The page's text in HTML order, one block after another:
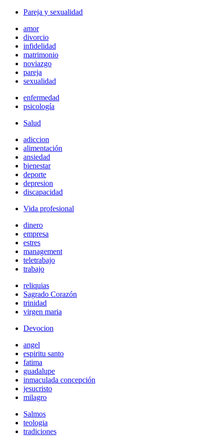
Pareja y sexualidad
amor
divorcio
infidelidad
matrimonio
noviazgo
pareja
sexualidad
enfermedad
psicología
Salud
adiccion
alimentación
ansiedad
bienestar
deporte
depresion
discapacidad
Vida profesional
dinero
empresa
estres
management
teletrabajo
trabajo
reliquias
Sagrado Corazón
trinidad
virgen maria
Devocion
angel
espiritu santo
fatima
guadalupe
inmaculada concepción
jesucristo
milagro
Salmos
teologia
tradiciones